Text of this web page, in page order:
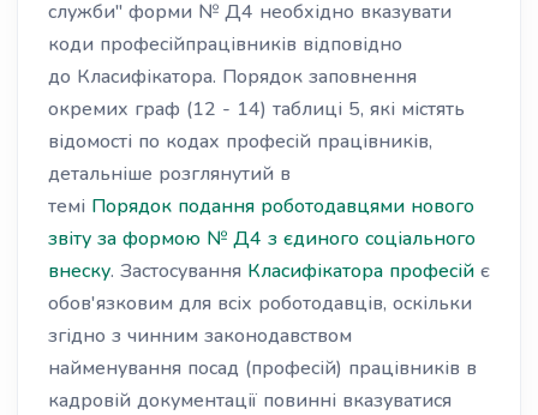
служби" форми № Д4 необхідно вказувати
коди професійпрацівників відповідно
до Класифікатора. Порядок заповнення
окремих граф (12 - 14) таблиці 5, які містять
відомості по кодах професій працівників,
детальніше розглянутий в
темі Порядок подання роботодавцями нового
звіту за формою № Д4 з єдиного соціального
внеску. Застосування Класифікатора професій є
обов'язковим для всіх роботодавців, оскільки
згідно з чинним законодавством
найменування посад (професій) працівників в
кадровій документації повинні вказуватися